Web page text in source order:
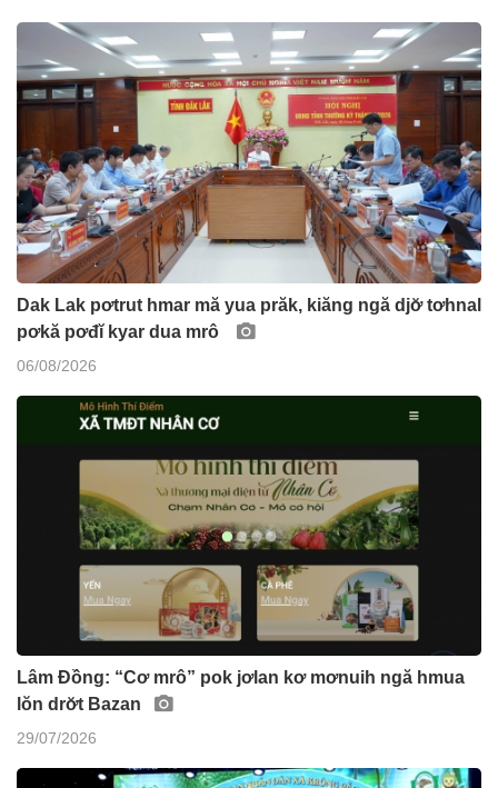
Dak Lak pơtrut hmar mă yua prăk, kiăng ngă djơ̆ tơhnal
pơkă pơđĭ kyar dua mrô
06/08/2026
Lâm Đồng: “Cơ mrô” pok jơlan kơ mơnuih ngă hmua
lŏn drơ̆t Bazan
29/07/2026